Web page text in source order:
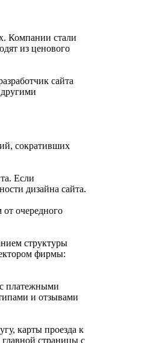
Компании стали
из ценового
сайта
сокративших
Если
дизайна сайта.
очередного
структуры
фирмы:
платежными
и отзывами
карты проезда к
страницы с